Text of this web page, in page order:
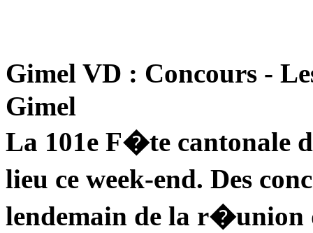
Gimel VD : Concours -
Gimel
La 101e F�te cantonale
lieu ce week-end. Des
lendemain de la